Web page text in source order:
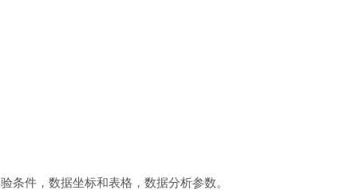
条件，数据坐标和表格，数据分析参数。